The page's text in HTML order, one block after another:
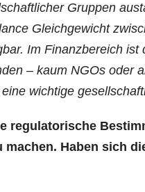
Grup­pen
Gleich­ge­wicht
Im Finanz­be­reich
– kaum NGOs oder
wich­ti­ge
regu­la­to­ri­sche
Haben sich